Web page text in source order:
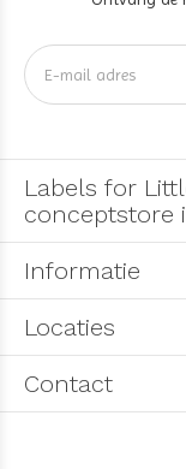
Labels for
conceptstore
Informatie
Locaties
Contact